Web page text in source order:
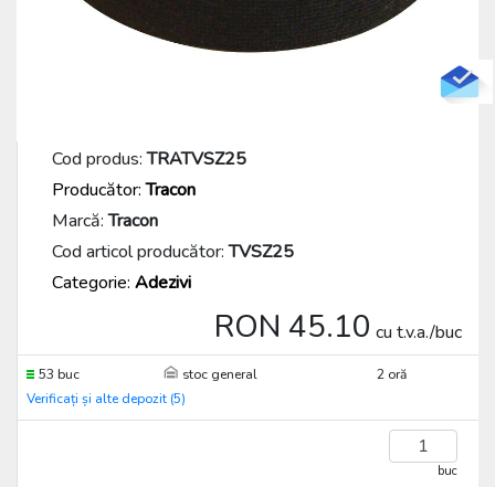
Cod produs:TRATVSZ25
Producător:Tracon
Marcă:Tracon
Cod articol producător:TVSZ25
Categorie: Adezivi
RON 45.10 cu t.v.a./buc
53 buc stoc general
2 oră
Verificați și alte depozit (5)
buc